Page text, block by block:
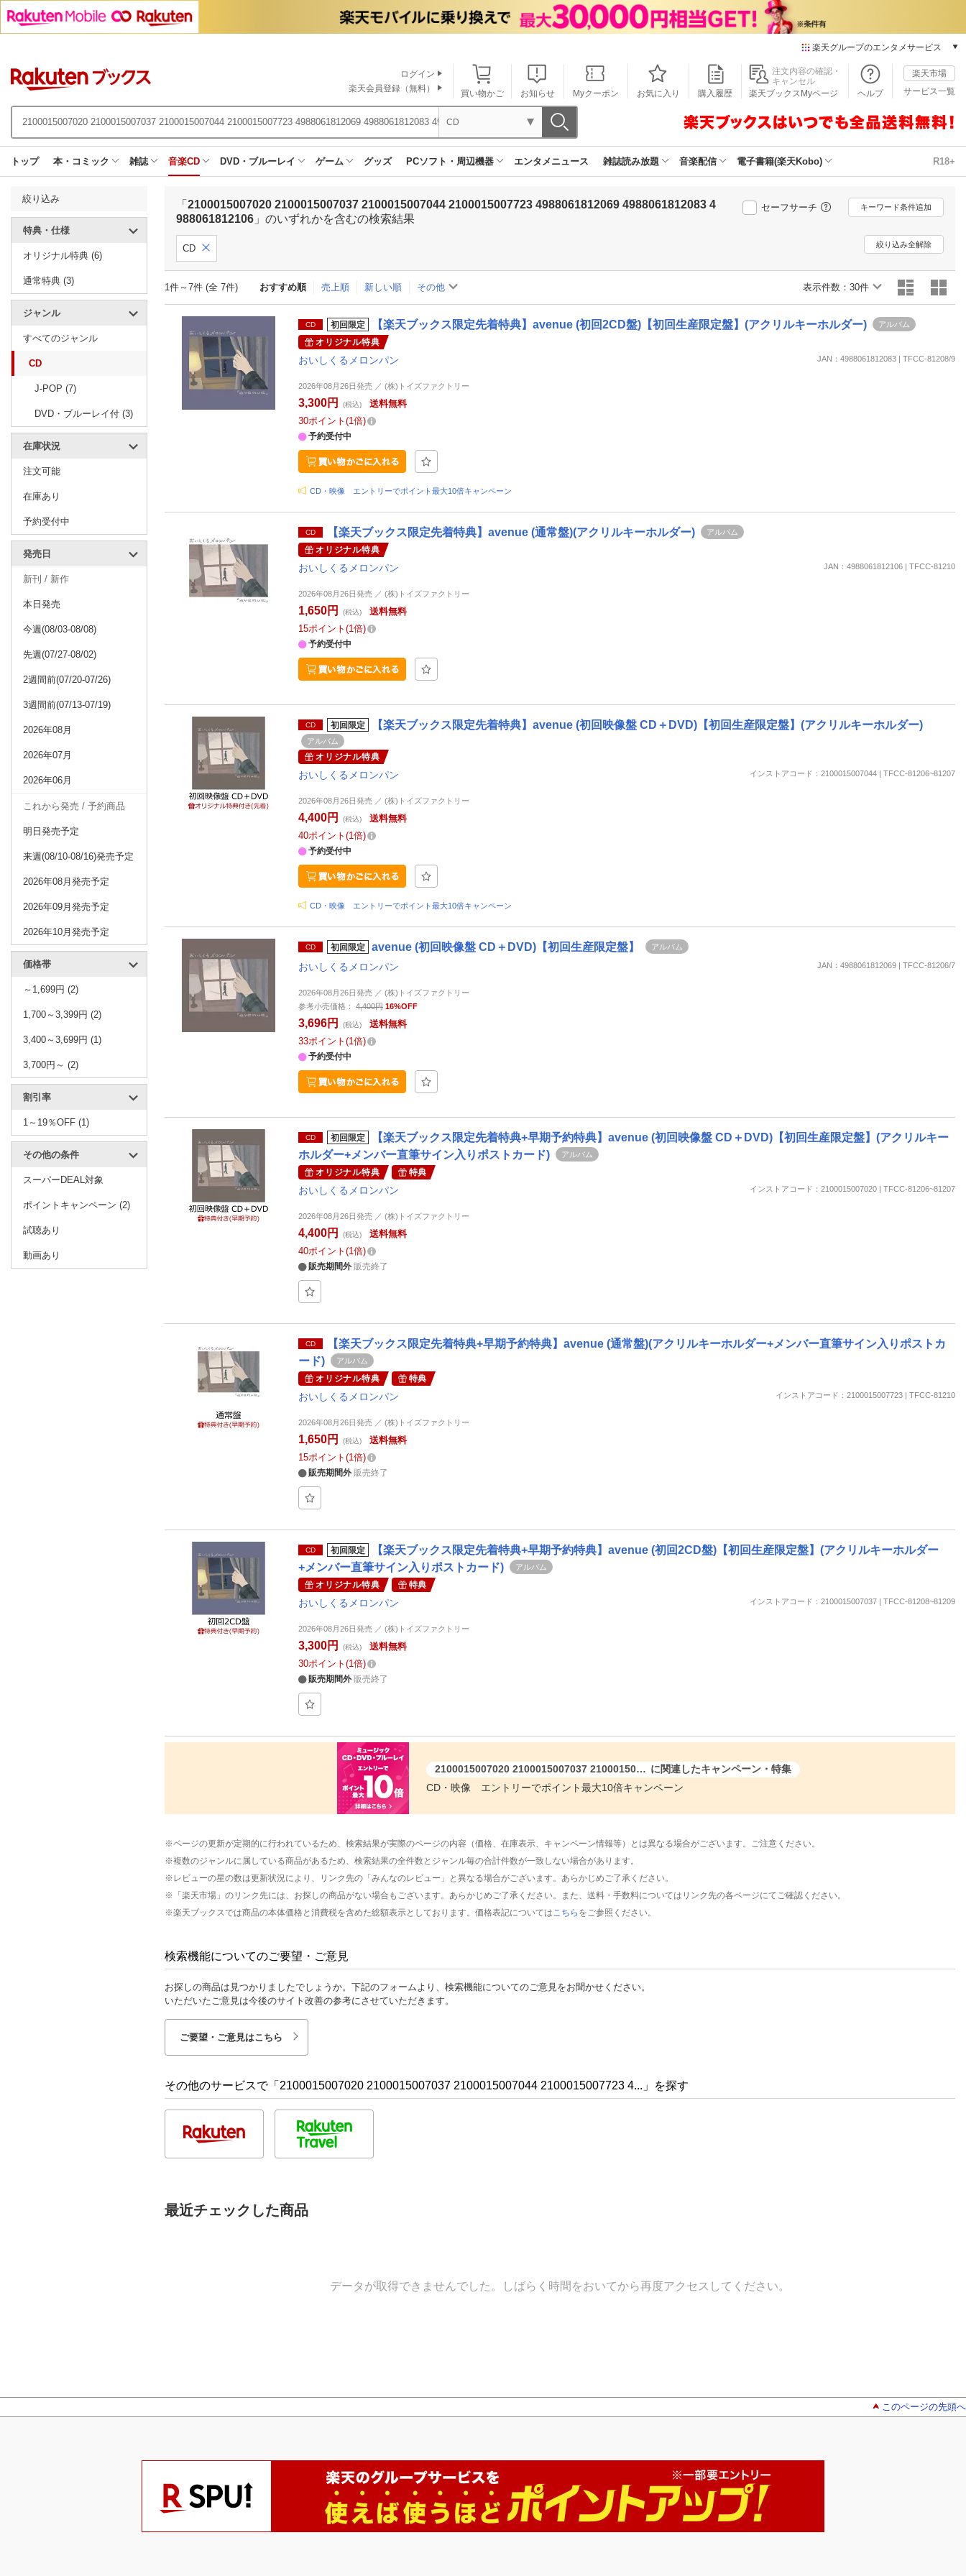
楽天グループのエンタメサービス
本/ゲーム/CD/DVD
楽天ブックス
楽天Kobo
動画配信
楽天TV
動画配信ガイド
Rakuten PLAY
Rチャンネル
楽天チケット
推し楽
買い物かご お知らせ Myクーポン お気に入り 購入履歴
注文内容の確認・
キャンセル
楽天ブックスMyページ
ヘルプ
楽天市場
サービス一覧
ログイン
楽天会員登録（無料）
CD
トップ 本・コミック 雑誌 音楽CD DVD・ブルーレイ ゲーム グッズ PCソフト・周辺機器 エンタメニュース 雑誌読み放題 音楽配信 電子書籍(楽天Kobo) R18+
絞り込み
特典・仕様
オリジナル特典 (6)
通常特典 (3)
ジャンル
すべてのジャンル
CD
J-POP (7)
DVD・ブルーレイ付 (3)
在庫状況
注文可能
在庫あり
予約受付中
発売日
新刊 / 新作
本日発売
今週(08/03-08/08)
先週(07/27-08/02)
2週間前(07/20-07/26)
3週間前(07/13-07/19)
2026年08月
2026年07月
2026年06月
これから発売 / 予約商品
明日発売予定
来週(08/10-08/16)発売予定
2026年08月発売予定
2026年09月発売予定
2026年10月発売予定
価格帯
～1,699円 (2)
1,700～3,399円 (2)
3,400～3,699円 (1)
3,700円～ (2)
割引率
1～19％OFF (1)
その他の条件
スーパーDEAL対象
ポイントキャンペーン (2)
試聴あり
動画あり
「 2100015007020 2100015007037 2100015007044 2100015007723 4988061812069 4988061812083 4
988061812106 」のいずれかを含むの検索結果
セーフサーチ キーワード条件追加
CD 絞り込み全解除
1件～7件 (全 7件) おすすめ順 売上順 新しい順 その他 表示件数： 30件
CD 初回限定 【楽天ブックス限定先着特典】avenue (初回2CD盤)【初回生産限定盤】(アクリルキーホルダー) アルバム
オリジナル特典
おいしくるメロンパン JAN：4988061812083 | TFCC-81208/9
2026年08月26日発売 ／ (株)トイズファクトリー
3,300円 (税込)
送料無料
30ポイント 1倍
予約受付中
CD・映像 エントリーでポイント最大10倍キャンペーン
CD 【楽天ブックス限定先着特典】avenue (通常盤)(アクリルキーホルダー) アルバム
オリジナル特典
おいしくるメロンパン JAN：4988061812106 | TFCC-81210
2026年08月26日発売 ／ (株)トイズファクトリー
1,650円 (税込)
送料無料
15ポイント 1倍
予約受付中
CD 初回限定 【楽天ブックス限定先着特典】avenue (初回映像盤 CD＋DVD)【初回生産限定盤】(アクリルキーホルダー)
アルバム
オリジナル特典
おいしくるメロンパン インストアコード：2100015007044 | TFCC-81206~81207
2026年08月26日発売 ／ (株)トイズファクトリー
4,400円 (税込)
送料無料
40ポイント 1倍
予約受付中
CD・映像 エントリーでポイント最大10倍キャンペーン
CD 初回限定 avenue (初回映像盤 CD＋DVD)【初回生産限定盤】 アルバム
おいしくるメロンパン JAN：4988061812069 | TFCC-81206/7
2026年08月26日発売 ／ (株)トイズファクトリー
参考小売価格：
4,400円 16%OFF
3,696円 (税込)
送料無料
33ポイント 1倍
予約受付中
CD 初回限定
【楽天ブックス限定先着特典+早期予約特典】avenue (初回映像盤 CD＋DVD)【初回生産限定盤】(アクリルキー
ホルダー+メンバー直筆サイン入りポストカード)
アルバム
オリジナル特典 特典
おいしくるメロンパン インストアコード：2100015007020 | TFCC-81206~81207
2026年08月26日発売 ／ (株)トイズファクトリー
4,400円 (税込)
送料無料
40ポイント 1倍
販売期間外 販売終了
CD
【楽天ブックス限定先着特典+早期予約特典】avenue (通常盤)(アクリルキーホルダー+メンバー直筆サイン入りポストカ
ード)
アルバム
オリジナル特典 特典
おいしくるメロンパン インストアコード：2100015007723 | TFCC-81210
2026年08月26日発売 ／ (株)トイズファクトリー
1,650円 (税込)
送料無料
15ポイント 1倍
販売期間外 販売終了
CD 初回限定
【楽天ブックス限定先着特典+早期予約特典】avenue (初回2CD盤)【初回生産限定盤】(アクリルキーホルダー
+メンバー直筆サイン入りポストカード)
アルバム
オリジナル特典 特典
おいしくるメロンパン インストアコード：2100015007037 | TFCC-81208~81209
2026年08月26日発売 ／ (株)トイズファクトリー
3,300円 (税込)
送料無料
30ポイント 1倍
販売期間外 販売終了
2100015007020 2100015007037 2100015007044 2100015007723 4988061812069 4988061812083 4988061812106 に関連したキャンペーン・特集
CD・映像 エントリーでポイント最大10倍キャンペーン
※ページの更新が定期的に行われているため、検索結果が実際のページの内容（価格、在庫表示、キャンペーン情報等）とは異なる場合がございます。ご注意ください。
※複数のジャンルに属している商品があるため、検索結果の全件数とジャンル毎の合計件数が一致しない場合があります。
※レビューの星の数は更新状況により、リンク先の「みんなのレビュー」と異なる場合がございます。あらかじめご了承ください。
※「楽天市場」のリンク先には、お探しの商品がない場合もございます。あらかじめご了承ください。また、送料・手数料についてはリンク先の各ページにてご確認ください。
※楽天ブックスでは商品の本体価格と消費税を含めた総額表示としております。価格表記については こちら をご参照ください。
検索機能についてのご要望・ご意見
お探しの商品は見つかりましたでしょうか。下記のフォームより、検索機能についてのご意見をお聞かせください。
いただいたご意見は今後のサイト改善の参考にさせていただきます。
ご要望・ご意見はこちら
その他のサービスで「2100015007020 2100015007037 2100015007044 2100015007723 4...」を探す
最近チェックした商品
データが取得できませんでした。しばらく時間をおいてから再度アクセスしてください。
このページの先頭へ